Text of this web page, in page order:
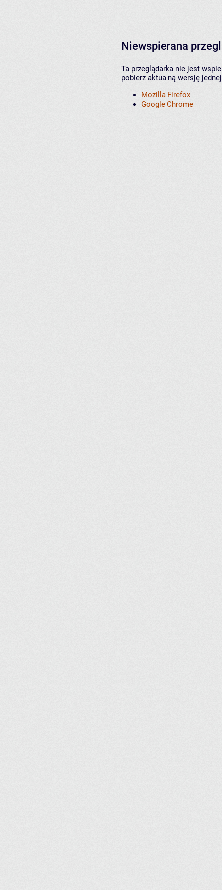
Niewspierana
Ta przeglądarka nie jest
pobierz aktualną wersję
Mozilla Firefox
Google Chrome